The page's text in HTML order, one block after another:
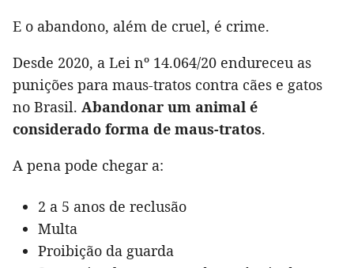
E o abandono, além de cruel, é crime.
Desde 2020, a Lei nº 14.064/20 endureceu as
punições para maus-tratos contra cães e gatos
no Brasil. Abandonar um animal é
considerado forma de maus-tratos.
A pena pode chegar a:
2 a 5 anos de reclusão
Multa
Proibição da guarda